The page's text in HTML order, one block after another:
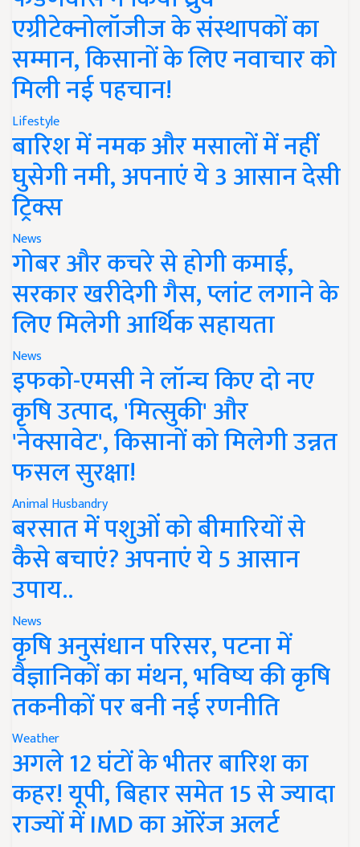
एग्रीटेक्नोलॉजीज के संस्थापकों का
सम्मान, किसानों के लिए नवाचार को
मिली नई पहचान!
Lifestyle
बारिश में नमक और मसालों में नहीं
घुसेगी नमी, अपनाएं ये 3 आसान देसी
ट्रिक्स
News
गोबर और कचरे से होगी कमाई,
सरकार खरीदेगी गैस, प्लांट लगाने के
लिए मिलेगी आर्थिक सहायता
News
इफको-एमसी ने लॉन्च किए दो नए
कृषि उत्पाद, 'मित्सुकी' और
'नेक्सावेट', किसानों को मिलेगी उन्नत
फसल सुरक्षा!
Animal Husbandry
बरसात में पशुओं को बीमारियों से
कैसे बचाएं? अपनाएं ये 5 आसान
उपाय..
News
कृषि अनुसंधान परिसर, पटना में
वैज्ञानिकों का मंथन, भविष्य की कृषि
तकनीकों पर बनी नई रणनीति
Weather
अगले 12 घंटों के भीतर बारिश का
कहर! यूपी, बिहार समेत 15 से ज्यादा
राज्यों में IMD का ऑरेंज अलर्ट